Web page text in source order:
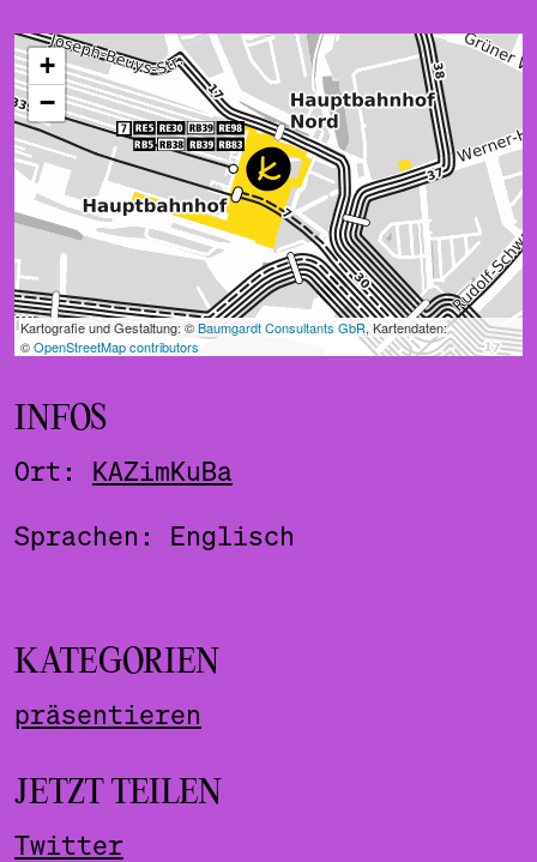
ˇ
INFOS
Ort: KAZimKuBa
Sprachen: Englisch
KATEGORIEN
präsentieren
JETZT TEILEN
Twitter